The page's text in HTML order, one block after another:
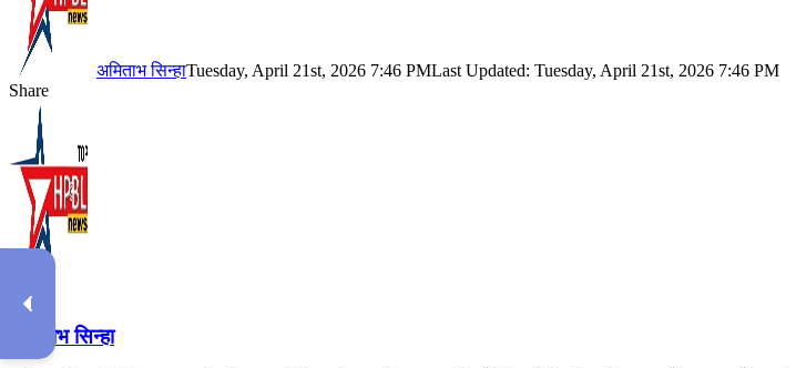
अमिताभ सिन्हाTuesday, April 21st, 2026 7:46 PMLast Updated: Tuesday, April 21st, 2026 7:46 PM
Share
Facebook
LinkedIn
Pinterest
WhatsApp
Telegram
अमिताभ सिन्हा